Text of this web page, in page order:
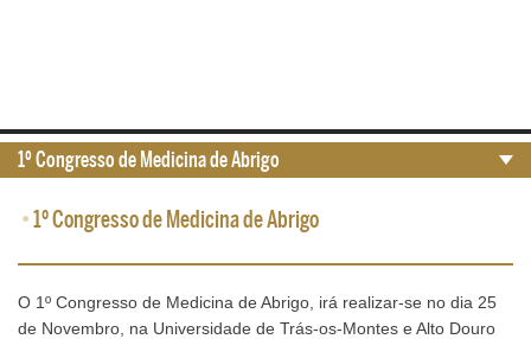
•1º Congresso de Medicina de Abrigo
O 1º Congresso de Medicina de Abrigo, irá realizar-se no dia 25
de Novembro, na Universidade de Trás-os-Montes e Alto Douro
1º Congresso de Medicina de Abrigo